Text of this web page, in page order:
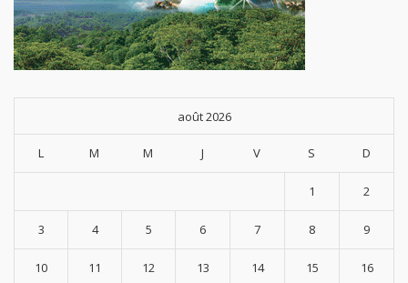
août 2026
L M M J V S D
1 2
3 4 5 6 7 8 9
10 11 12 13 14 15 16